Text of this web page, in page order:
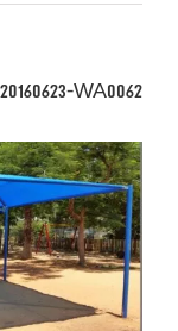
WA0062